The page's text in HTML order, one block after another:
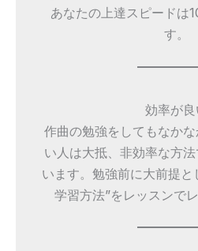
あなたの上達スピードは
す。
効率が良
作曲の勉強をしてもなか
い人は大抵、非効率な方
います。勉強前に大前提と
学習方法”をレッスンで